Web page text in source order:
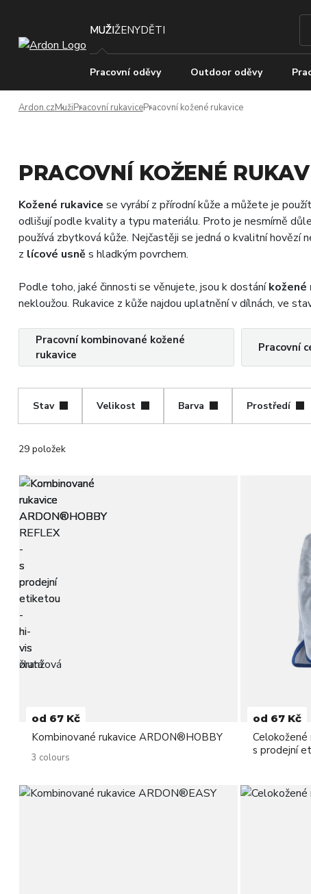
MUŽIŽENYDĚTI
Pracovní oděvy Outdoor oděvy
Ardon.czMužiPracovní rukavicePracovní kožené rukavice
PRACOVNÍ KOŽENÉ
Kožené rukavice se vyrábí z přírodní kůže a můžete je
odlišují podle kvality a typu materiálu. Proto je nesmírně
používá zbytková kůže. Nejčastěji se jedná o kvalitní hovězí
z lícové usně s hladkým povrchem.
Podle toho, jaké činnosti se věnujete, jsou k dostáníkožené
nekloužou. Rukavice z kůže najdou uplatnění v dílnách, ve
Pracovní kombinované kožené
rukavice
Pracovní
Stav Velikost Barva Prostředí
29 položek
od 67 Kč
Kombinované rukavice ARDON®HOBBY
3 colours
od 67 Kč
s prodejní